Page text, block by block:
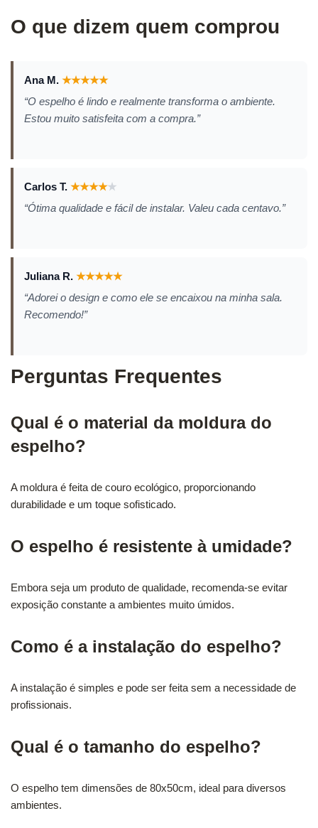
O que dizem quem comprou
Ana M. ★★★★★
“O espelho é lindo e realmente transforma o ambiente.
Estou muito satisfeita com a compra.”
Carlos T. ★★★★★
“Ótima qualidade e fácil de instalar. Valeu cada centavo.”
Juliana R. ★★★★★
“Adorei o design e como ele se encaixou na minha sala.
Recomendo!”
Perguntas Frequentes
Qual é o material da moldura do
espelho?
A moldura é feita de couro ecológico, proporcionando
durabilidade e um toque sofisticado.
O espelho é resistente à umidade?
Embora seja um produto de qualidade, recomenda-se evitar
exposição constante a ambientes muito úmidos.
Como é a instalação do espelho?
A instalação é simples e pode ser feita sem a necessidade de
profissionais.
Qual é o tamanho do espelho?
O espelho tem dimensões de 80x50cm, ideal para diversos
ambientes.